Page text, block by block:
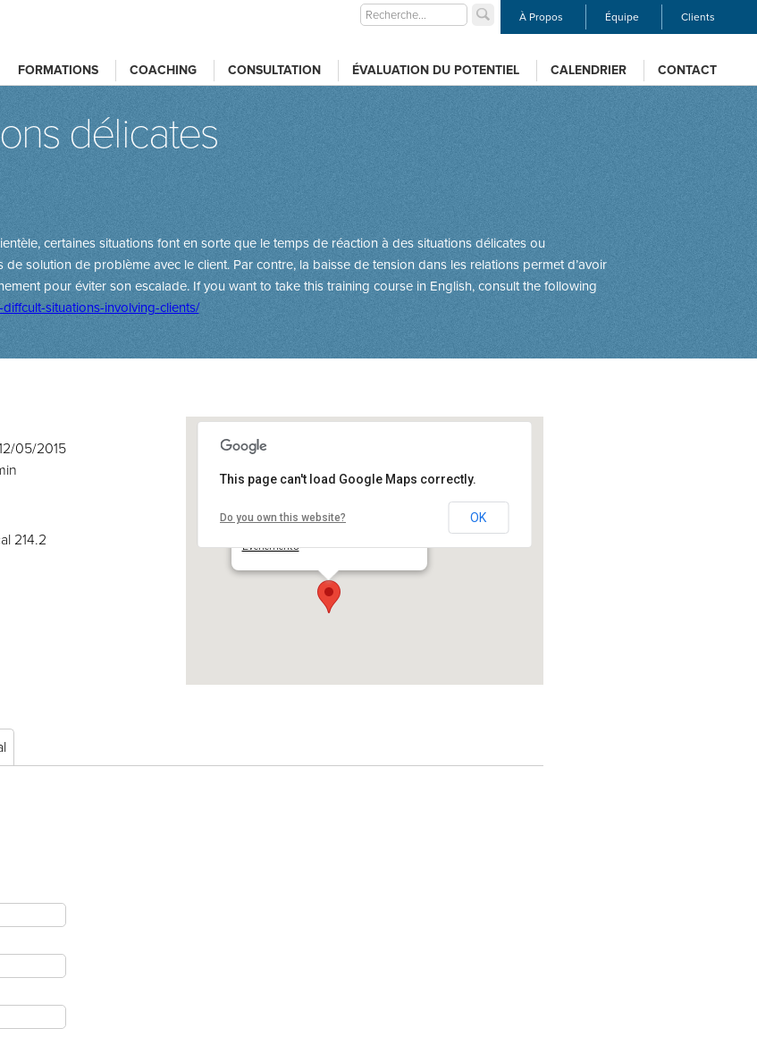
À Propos Équipe Clients
FORMATIONS COACHING CONSULTATION ÉVALUATION DU POTENTIEL CALENDRIER CONTACT
délicates
certaines situations font en sorte que le temps de réaction à des situations délicates ou
solution de problème avec le client. Par contre, la baisse de tension dans les relations permet d’avoir
pour éviter son escalade. If you want to take this training course in English, consult the following
situations-involving-clients/
COSE
Événements
This page can't load Google Maps correctly.
Do you own this website? OK
05/2015
214.2